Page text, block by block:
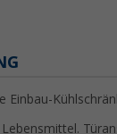
Einbau-